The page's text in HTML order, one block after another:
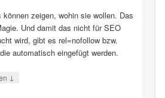
können zeigen, wohin sie wollen. Das
Und damit das nicht für SEO
wird, gibt es rel=nofollow bzw.
automatisch eingefügt werden.
↓